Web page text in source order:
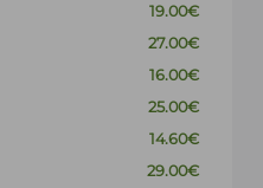
19.00€
27.00€
16.00€
25.00€
14.60€
29.00€